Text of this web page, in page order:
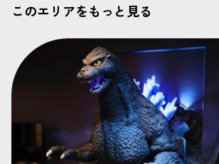
このエリアをもっと見る